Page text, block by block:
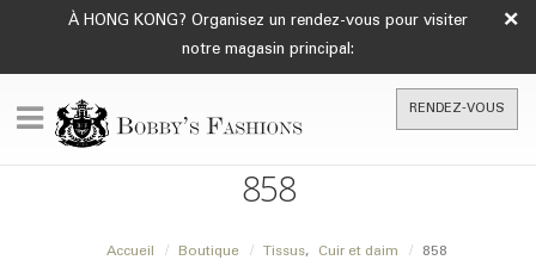
À HONG KONG? Organisez un rendez-vous pour visiter
notre magasin principal:
×
RENDEZ-VOUS
858
Accueil Boutique Tissus, Cuir et daim 858